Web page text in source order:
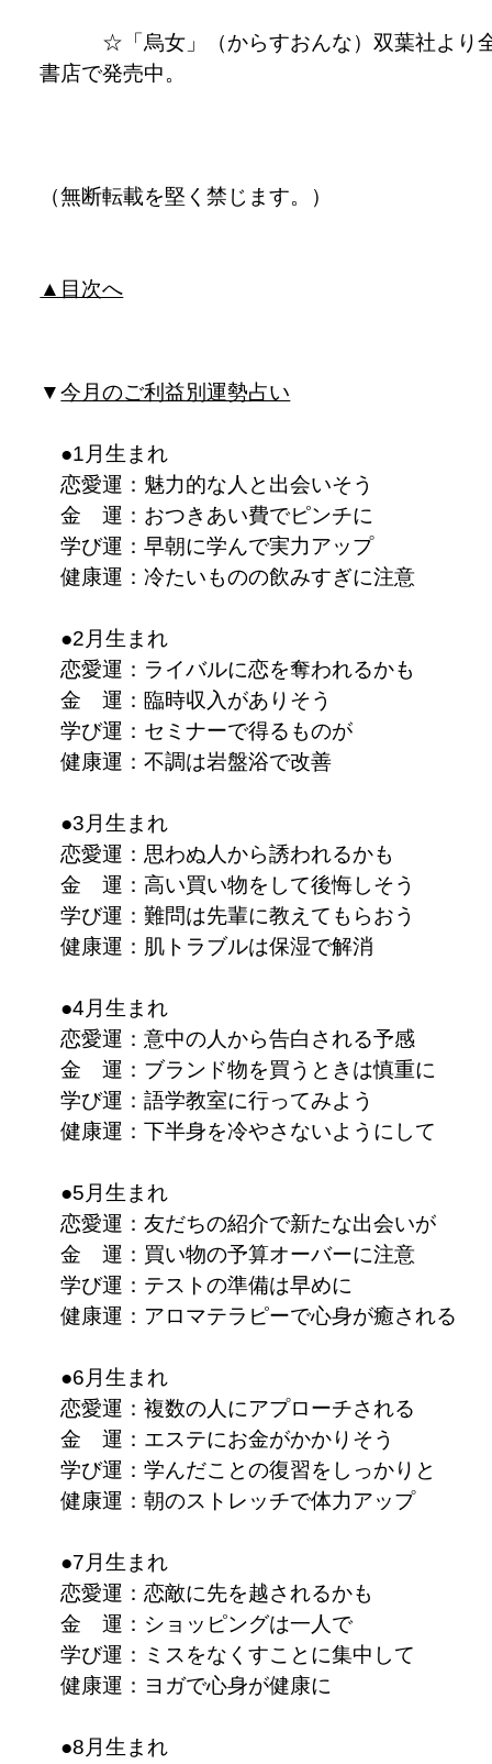
☆「烏女」（からすおんな）双葉社より
書店で発売中。
（無断転載を堅く禁じます。）
▲目次へ
▼今月のご利益別運勢占い
●1月生まれ
恋愛運：魅力的な人と出会いそう
金 運：おつきあい費でピンチに
学び運：早朝に学んで実力アップ
健康運：冷たいものの飲みすぎに注意
●2月生まれ
恋愛運：ライバルに恋を奪われるかも
金 運：臨時収入がありそう
学び運：セミナーで得るものが
健康運：不調は岩盤浴で改善
●3月生まれ
恋愛運：思わぬ人から誘われるかも
金 運：高い買い物をして後悔しそう
学び運：難問は先輩に教えてもらおう
健康運：肌トラブルは保湿で解消
●4月生まれ
恋愛運：意中の人から告白される予感
金 運：ブランド物を買うときは慎重に
学び運：語学教室に行ってみよう
健康運：下半身を冷やさないようにして
●5月生まれ
恋愛運：友だちの紹介で新たな出会いが
金 運：買い物の予算オーバーに注意
学び運：テストの準備は早めに
健康運：アロマテラピーで心身が癒される
●6月生まれ
恋愛運：複数の人にアプローチされる
金 運：エステにお金がかかりそう
学び運：学んだことの復習をしっかりと
健康運：朝のストレッチで体力アップ
●7月生まれ
恋愛運：恋敵に先を越されるかも
金 運：ショッピングは一人で
学び運：ミスをなくすことに集中して
健康運：ヨガで心身が健康に
●8月生まれ